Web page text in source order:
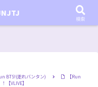
まる？インザスープの放送開始日・視聴
Season 2】
BTS!(走れバンタン)
【Run
【VLIVE】
検索